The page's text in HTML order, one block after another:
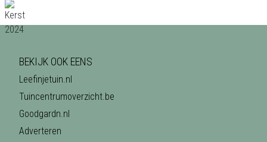
BEKIJK OOK EENS
Leefinjetuin.nl
Tuincentrumoverzicht.be
Goodgardn.nl
Adverteren